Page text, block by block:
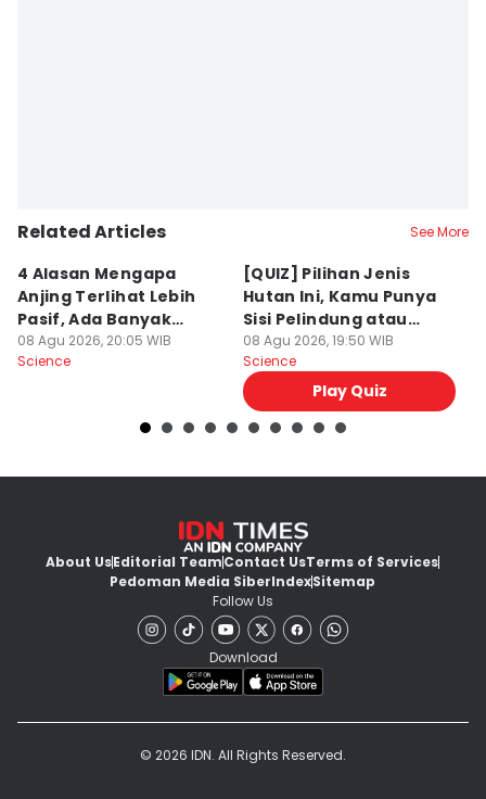
Related Articles See More
4 Alasan Mengapa
Anjing Terlihat Lebih
Pasif, Ada Banyak
Faktor!
08 Agu 2026, 20:05 WIB
Science
[QUIZ] Pilihan Jenis
Hutan Ini, Kamu Punya
Sisi Pelindung atau
Penghancur?
08 Agu 2026, 19:50 WIB
Science
Play Quiz
About UsEditorial TeamContact UsTerms of Services
Pedoman Media SiberIndexSitemap
Follow Us
Download
© 2026 IDN. All Rights Reserved.